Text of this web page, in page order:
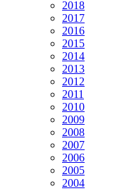
2018
2017
2016
2015
2014
2013
2012
2011
2010
2009
2008
2007
2006
2005
2004